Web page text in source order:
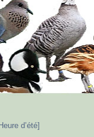
d’été]